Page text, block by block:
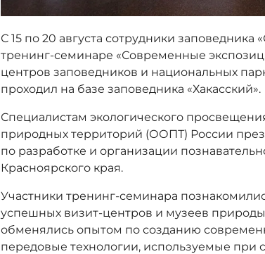
С 15 по 20 августа сотрудники заповедника
тренинг-семинаре «Современные
центров заповедников и национальных
проходил на базе заповедника «Хакасский».
Специалистам экологического
природных территорий (ООПТ) России
по разработке и организации
Красноярского края.
Участники тренинг-семинара
успешных визит-центров и музеев
обменялись опытом по созданию
передовые технологии, используемые при